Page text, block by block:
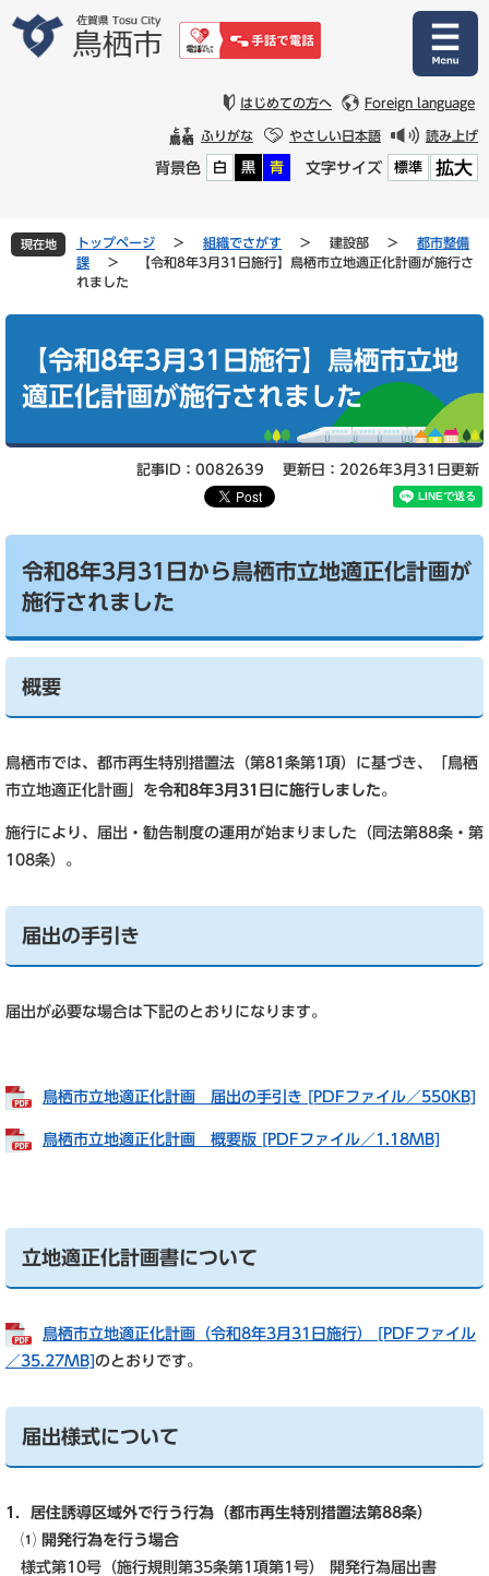
文
はじめての方へ Foreign language
ふりがな やさしい日本語 読み上げ
背景色 白 黒 青 文字サイズ 標準 拡大
現在地 トップページ > 組織でさがす > 建設部 >
都市整備
課
>
【令和8年3月31日施行】鳥栖市立地適正化計画が施行さ
れました
【令和8年3月31日施行】鳥栖市立地
適正化計画が施行されました
記事ID：0082639 更新日：2026年3月31日更新
令和8年3月31日から鳥栖市立地適正化計画が
施行されました
概要
鳥栖市では、都市再生特別措置法（第81条第1項）に基づき、「鳥栖
市立地適正化計画」を令和8年3月31日に施行しました。
施行により、届出・勧告制度の運用が始まりました（同法第88条・第
108条）。
届出の手引き
届出が必要な場合は下記のとおりになります。
鳥栖市立地適正化計画 届出の手引き [PDFファイル／550KB]
鳥栖市立地適正化計画 概要版 [PDFファイル／1.18MB]
立地適正化計画書について
鳥栖市立地適正化計画（令和8年3月31日施行） [PDFファイル
／35.27MB] のとおりです。
届出様式について
1．居住誘導区域外で行う行為（都市再生特別措置法第88条）
⑴ 開発行為を行う場合
様式第10号（施行規則第35条第1項第1号） 開発行為届出書